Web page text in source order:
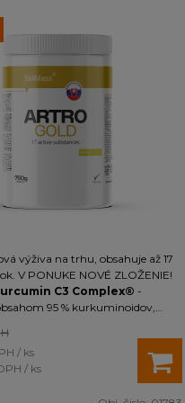
výživa na trhu, obsahuje až 17
V PONUKE NOVÉ ZLOŽENIE!
C3 Complex® -
95 % kurkuminoidov,
vlastnosťami a
Opti 7 Digest
enzýmov pre efektívne
využitie živín. Najkomplexnejšia
/ ks
/ ks